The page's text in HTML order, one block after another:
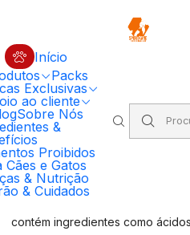
Início
Packs
Exclusivas
ao cliente
Sobre Nós
&
Proibidos
Cães e Gatos
& Nutrição
& Cuidados
🔥 5% DESCONTO EM COMPRAS
PRIMORDIAL PARA CÃOCódigo:
Compre
Ração Premium para Cães e
O suplemento OmegaCalm é
contém ingredientes como